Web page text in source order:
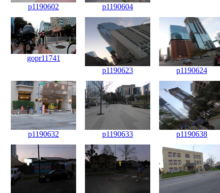
p1190602 p1190604
gopr11741
p1190623
p1190624
p1190632 p1190633 p1190638